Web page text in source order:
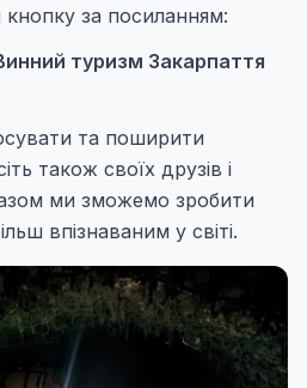
за посиланням:
туризм Закарпаття
та поширити
також своїх друзів і
ми зможемо зробити
впізнаваним у світі.